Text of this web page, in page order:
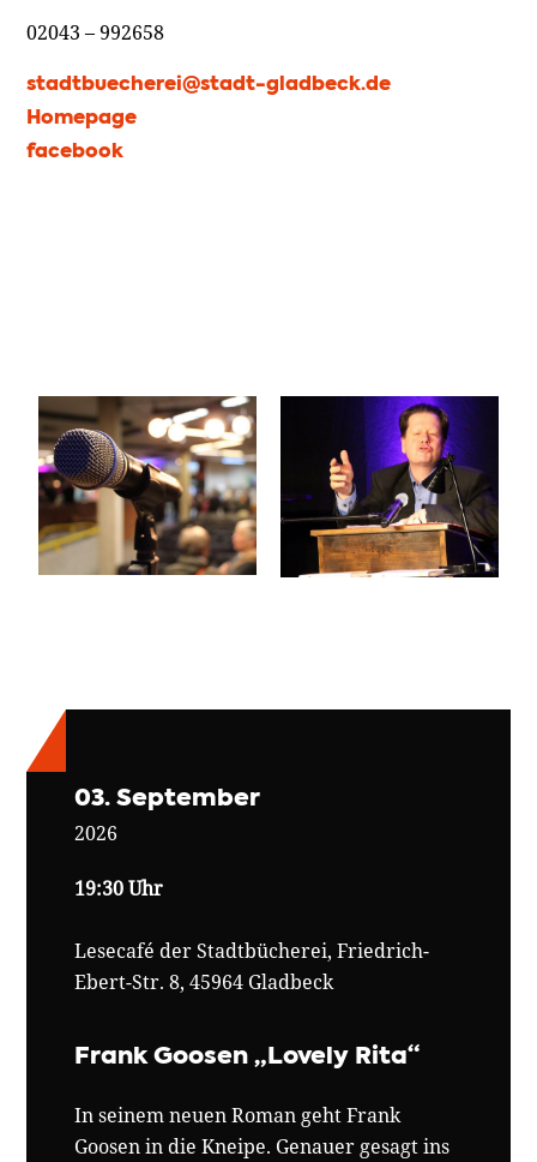
02043 – 992658
stadtbuecherei@stadt-gladbeck.de
Homepage
facebook
03. September
2026
19:30 Uhr
Lesecafé der Stadtbücherei, Friedrich-
Ebert-Str. 8, 45964 Gladbeck
Frank Goosen „Lovely Rita“
In seinem neuen Roman geht Frank
Goosen in die Kneipe. Genauer gesagt ins